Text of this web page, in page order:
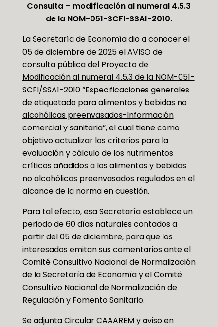
Consulta – modificación al numeral 4.5.3
de la NOM-051-SCFI-SSA1-2010.
La Secretaría de Economía dio a conocer el
05 de diciembre de 2025 elAVISO de
consulta pública del Proyecto de
Modificación al numeral 4.5.3 de la NOM-051-
SCFI/SSA1-2010 “Especificaciones generales
de etiquetado para alimentos y bebidas no
alcohólicas preenvasados-Información
comercial y sanitaria”, el cual tiene como
objetivo actualizar los criterios para la
evaluación y cálculo de los nutrimentos
críticos añadidos a los alimentos y bebidas
no alcohólicas preenvasados regulados en el
alcance de la norma en cuestión.
Para tal efecto, esa Secretaría establece un
periodo de 60 días naturales contados a
partir del 05 de diciembre, para que los
interesados emitan sus comentarios ante el
Comité Consultivo Nacional de Normalización
de la Secretaría de Economía y el Comité
Consultivo Nacional de Normalización de
Regulación y Fomento Sanitario.
Se adjunta Circular CAAAREM y aviso en